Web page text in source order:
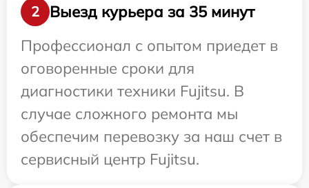
2
Выезд курьера за 35 минут
Профессионал с опытом приедет в
оговоренные сроки для
диагностики техники Fujitsu. В
случае сложного ремонта мы
обеспечим перевозку за наш счет в
сервисный центр Fujitsu.